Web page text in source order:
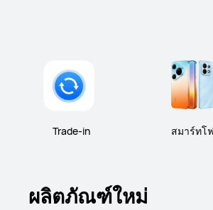
Trade-in สมาร์ทโ
ผลิตภัณฑ์ใหม่